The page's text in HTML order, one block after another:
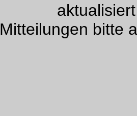
Mitteilungen bitte